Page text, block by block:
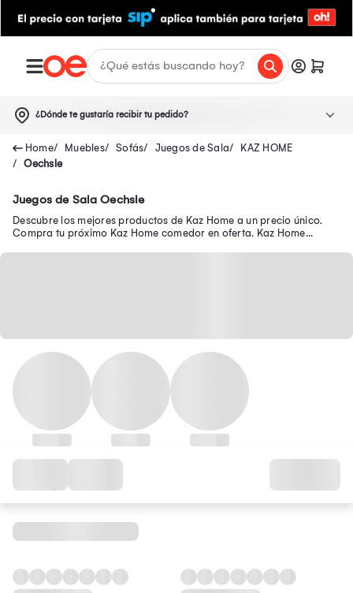
¿Dónde te gustaría recibir tu pedido?
Muebles Sofás Juegos de Sala
KAZ HOME
Oechsle
Juegos de Sala Oechsle
Descubre los mejores productos de Kaz Home a un precio único.
Compra tu próximo Kaz Home comedor en oferta. Kaz Home